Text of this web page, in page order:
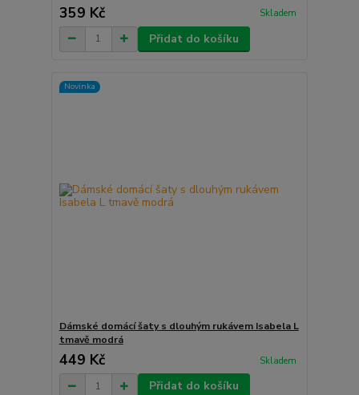
359 Kč Skladem
Přidat do košíku
Novinka
Dámské domácí šaty s dlouhým rukávem Isabela L
tmavě modrá
449 Kč Skladem
Přidat do košíku